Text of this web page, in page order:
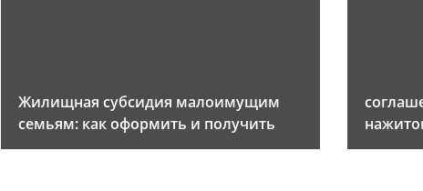
Жилищная субсидия малоимущим
семьям: как оформить и получить